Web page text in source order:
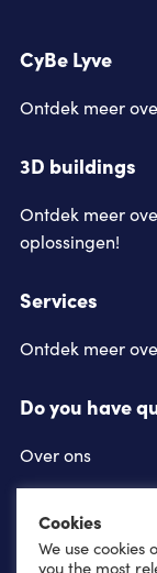
CyBe Lyve
Ontdek meer
3D buildings
Ontdek meer
oplossingen!
Services
Ontdek meer
Do you have
Over ons
Contact
Follow us on
Cookies
We use cookies
you the most